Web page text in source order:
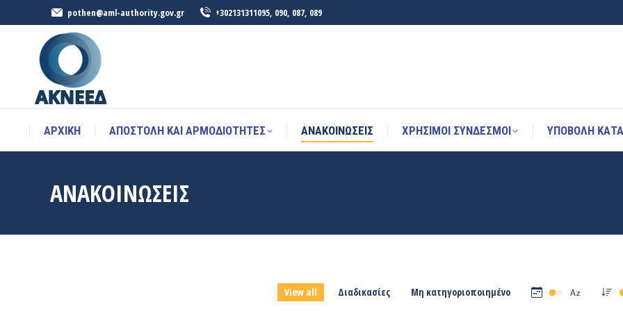
pothen@aml-authority.gov.gr +302131311095, 090, 087, 089
ΑΡΧΙΚΉ ΑΠΟΣΤΟΛΗ ΚΑΙ ΑΡΜΟΔΙΟΤΗΤΕΣ ΑΝΑΚΟΙΝΩΣΕΙΣ ΧΡΉΣΙΜΟΙ ΣΎΝΔΕΣΜΟΙ ΥΠΟΒΟΛΗ
ΑΝΑΚΟΙΝΩΣΕΙΣ
View all Διαδικασίες Μη κατηγοριοποιημένο
ΑΡΧΙΚΉ ΑΠΟΣΤΟΛΗ ΚΑΙ ΑΡΜΟΔΙΟΤΗΤΕΣ ΑΝΑΚΟΙΝΩΣΕΙΣ ΧΡΉΣΙΜΟΙ ΣΎΝΔΕΣΜΟΙ ΥΠΟΒΟΛΗ